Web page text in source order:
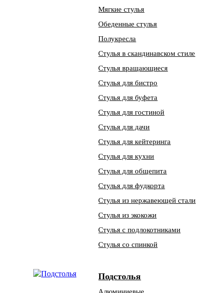
Мягкие стулья
Обеденные стулья
Полукресла
Стулья в скандинавском стиле
Стулья вращающиеся
Стулья для бистро
Стулья для буфета
Стулья для гостиной
Стулья для дачи
Стулья для кейтеринга
Стулья для кухни
Стулья для общепита
Стулья для фудкорта
Стулья из нержавеющей стали
Стулья из экокожи
Стулья с подлокотниками
Стулья со спинкой
Подстолья